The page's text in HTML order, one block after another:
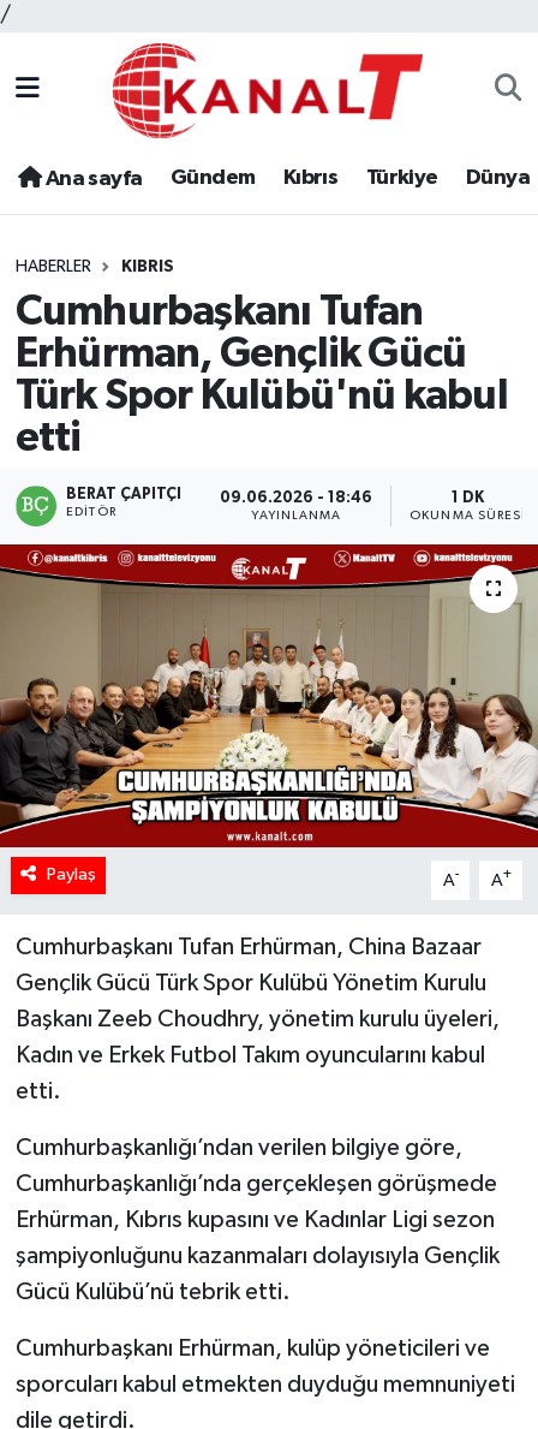
/
Ana sayfa Gündem Kıbrıs Türkiye Dünya
HABERLER KIBRIS
Cumhurbaşkanı Tufan
Erhürman, Gençlik Gücü
Türk Spor Kulübü'nü kabul
etti
BERAT ÇAPITÇI
EDITÖR
09.06.2026 - 18:46
YAYINLANMA
1 DK
OKUNMA SÜRESI
Paylaş A- A+
Cumhurbaşkanı Tufan Erhürman, China Bazaar
Gençlik Gücü Türk Spor Kulübü Yönetim Kurulu
Başkanı Zeeb Choudhry, yönetim kurulu üyeleri,
Kadın ve Erkek Futbol Takım oyuncularını kabul
etti.
Cumhurbaşkanlığı’ndan verilen bilgiye göre,
Cumhurbaşkanlığı’nda gerçekleşen görüşmede
Erhürman, Kıbrıs kupasını ve Kadınlar Ligi sezon
şampiyonluğunu kazanmaları dolayısıyla Gençlik
Gücü Kulübü’nü tebrik etti.
Cumhurbaşkanı Erhürman, kulüp yöneticileri ve
sporcuları kabul etmekten duyduğu memnuniyeti
dile getirdi.